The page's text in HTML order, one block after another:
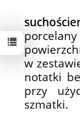
w
notatki
przy
szmatki.